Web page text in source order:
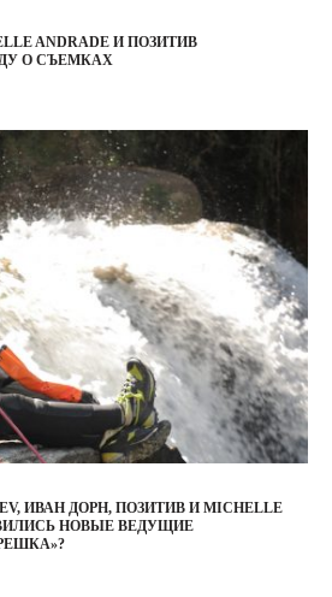
ANDRADE И ПОЗИТИВ
О СЪЕМКАХ
ИВАН ДОРН, ПОЗИТИВ И MICHELLE
НОВЫЕ ВЕДУЩИЕ